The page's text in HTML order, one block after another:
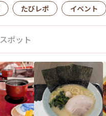
たびレポ イベント
スポット